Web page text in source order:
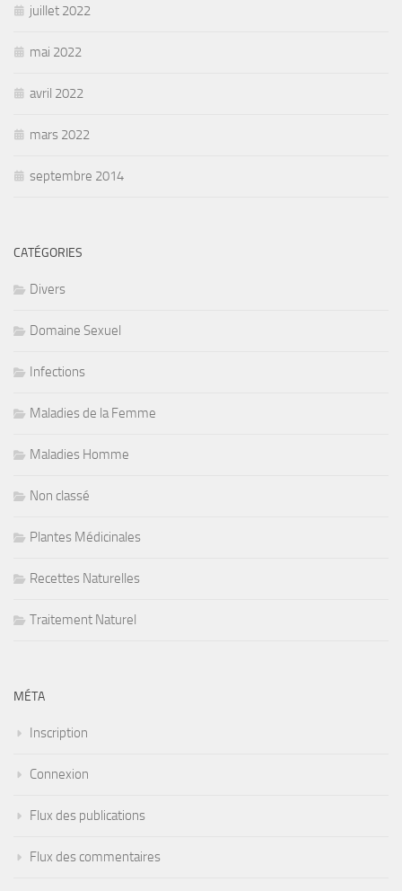
juillet 2022
mai 2022
avril 2022
mars 2022
septembre 2014
CATÉGORIES
Divers
Domaine Sexuel
Infections
Maladies de la Femme
Maladies Homme
Non classé
Plantes Médicinales
Recettes Naturelles
Traitement Naturel
MÉTA
Inscription
Connexion
Flux des publications
Flux des commentaires